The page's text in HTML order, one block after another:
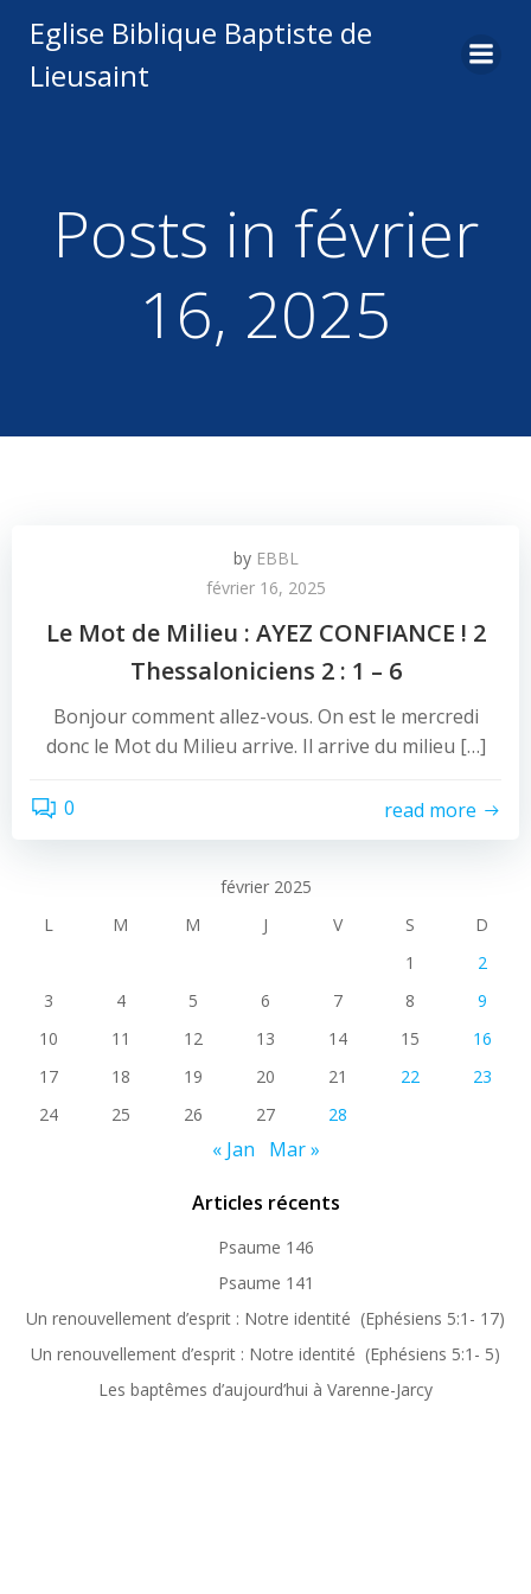
au
Eglise Biblique Baptiste de
Lieusaint
Posts in février
16, 2025
by EBBL
février 16, 2025
Le Mot de Milieu : AYEZ CONFIANCE ! 2
Thessaloniciens 2 : 1 – 6
Bonjour comment allez-vous. On est le mercredi
donc le Mot du Milieu arrive. Il arrive du milieu […]
0 read more
février 2025
L
M M J V S
D
1
2
3
4 5 6 7 8
9
10
11 12 13 14 15
16
17
18 19 20 21 22
23
24
25 26 27 28
« Jan Mar »
Articles récents
Psaume 146
Psaume 141
Un renouvellement d’esprit : Notre identité (Ephésiens 5:1- 17)
Un renouvellement d’esprit : Notre identité (Ephésiens 5:1- 5)
Les baptêmes d’aujourd’hui à Varenne-Jarcy